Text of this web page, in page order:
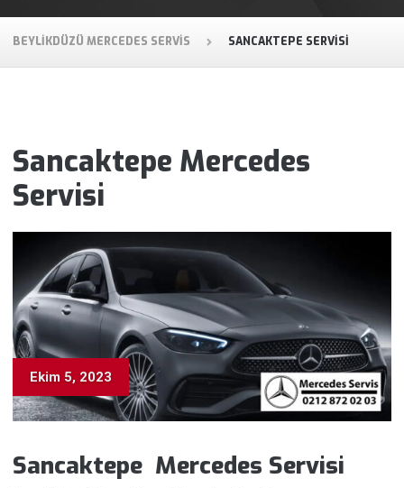
BEYLIKDÜZÜ MERCEDES SERVIS SANCAKTEPE SERVISI
Sancaktepe Mercedes
Servisi
Ekim 5, 2023
Sancaktepe Mercedes Servisi